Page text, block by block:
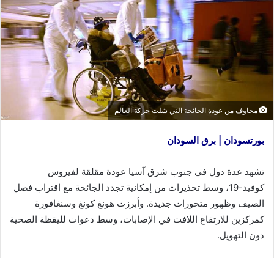
مخاوف من عودة الجائحة التي شلت حركة العالم
بورتسودان | برق السودان
تشهد عدة دول في جنوب شرق آسيا عودة مقلقة لفيروس
كوفيد-19، وسط تحذيرات من إمكانية تجدد الجائحة مع اقتراب فصل
الصيف وظهور متحورات جديدة. وأبرزت هونغ كونغ وسنغافورة
كمركزين للارتفاع اللافت في الإصابات، وسط دعوات لليقظة الصحية
دون التهويل.